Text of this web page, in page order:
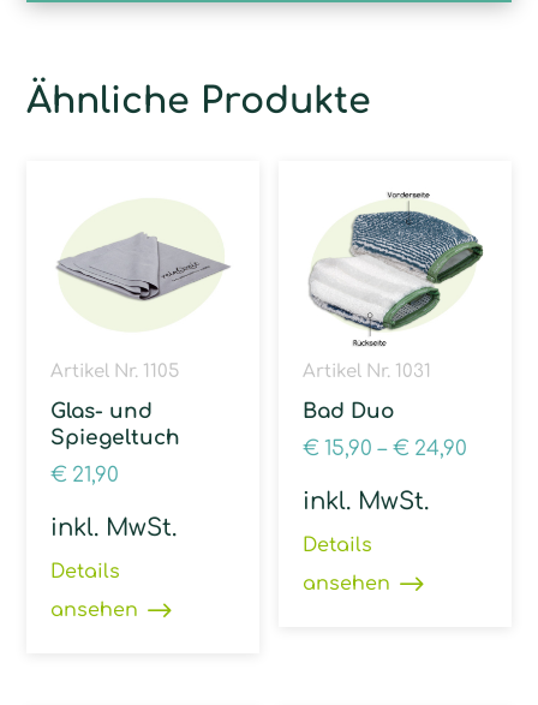
Ähnliche Produkte
Artikel Nr. 1105
Glas- und
Spiegeltuch
€ 21,90
inkl. MwSt.
Details
ansehen
Artikel Nr. 1031
Bad Duo
€ 15,90 –€ 24,90
inkl. MwSt.
Details
ansehen